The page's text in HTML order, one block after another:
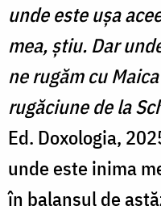
unde este ușa
mea, știu. Dar
ne rugăm cu
rugăciune de la
Ed. Doxologia,
unde este inima
în balansul de